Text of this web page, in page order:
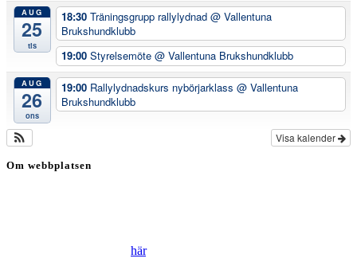
AUG
25
tis
18:30 Träningsgrupp rallylydnad @ Vallentuna
Brukshundklubb
19:00 Styrelsemöte @ Vallentuna Brukshundklubb
AUG
26
ons
19:00 Rallylydnadskurs nybörjarklass @ Vallentuna
Brukshundklubb
Visa kalender
Om webbplatsen
här.